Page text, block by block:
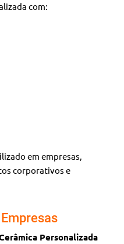
com:
em empresas,
corporativos e
Personalizada